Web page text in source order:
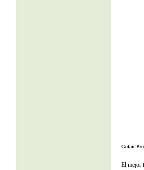
Gotan
El mejor